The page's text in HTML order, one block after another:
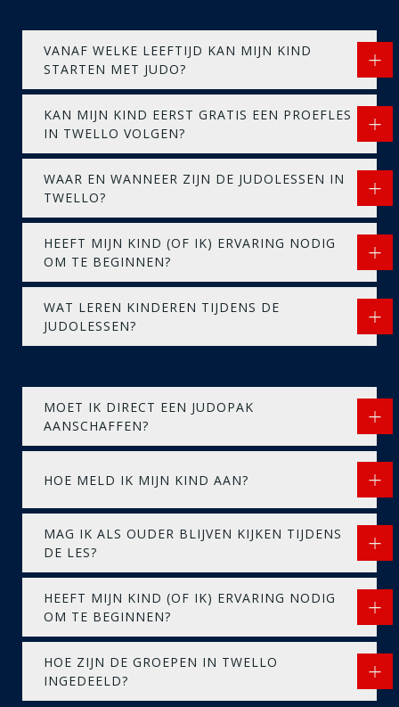
VANAF WELKE LEEFTIJD KAN MIJN KIND
STARTEN MET JUDO?
KAN MIJN KIND EERST GRATIS EEN PROEFLES
IN TWELLO VOLGEN?
WAAR EN WANNEER ZIJN DE JUDOLESSEN IN
TWELLO?
HEEFT MIJN KIND (OF IK) ERVARING NODIG
OM TE BEGINNEN?
WAT LEREN KINDEREN TIJDENS DE
JUDOLESSEN?
MOET IK DIRECT EEN JUDOPAK
AANSCHAFFEN?
HOE MELD IK MIJN KIND AAN?
MAG IK ALS OUDER BLIJVEN KIJKEN TIJDENS
DE LES?
HEEFT MIJN KIND (OF IK) ERVARING NODIG
OM TE BEGINNEN?
HOE ZIJN DE GROEPEN IN TWELLO
INGEDEELD?